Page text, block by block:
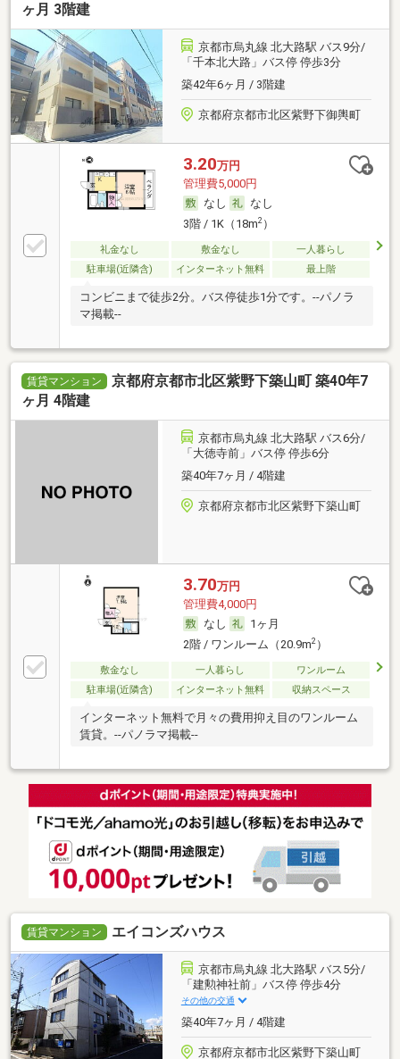
ヶ月 3階建
京都市烏丸線 北大路駅 バス9分/
「千本北大路」バス停 停歩3分
築42年6ヶ月 / 3階建
京都府京都市北区紫野下御輿町
3.20万円
管理費5,000円
なし
なし
3階 / 1K（18m2）
礼金なし 敷金なし
一人暮らし
駐車場(近隣含)
インターネット無料 最上階
コンビニまで徒歩2分。バス停徒歩1分です。--パノラ
マ掲載--
賃貸マンション
京都府京都市北区紫野下築山町 築40年7
ヶ月 4階建
京都市烏丸線 北大路駅 バス6分/
「大徳寺前」バス停 停歩6分
築40年7ヶ月 / 4階建
京都府京都市北区紫野下築山町
3.70万円
管理費4,000円
なし
1ヶ月
2階 / ワンルーム（20.9m2）
敷金なし 一人暮らし
ワンルーム
駐車場(近隣含)
インターネット無料 収納スペース
インターネット無料で月々の費用抑え目のワンルーム
賃貸。--パノラマ掲載--
賃貸マンション エイコンズハウス
京都市烏丸線 北大路駅 バス5分/
「建勲神社前」バス停 停歩4分
その他の交通
築40年7ヶ月 / 4階建
京都府京都市北区紫野下築山町